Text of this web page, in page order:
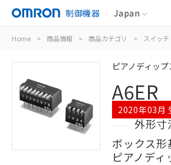
制御機器 Japan
Home > 商品情報 > 商品カテゴリ > スイッチ
ピアノディッ
A6ER
2020年03月
外形寸
ボックス
ピアノデ